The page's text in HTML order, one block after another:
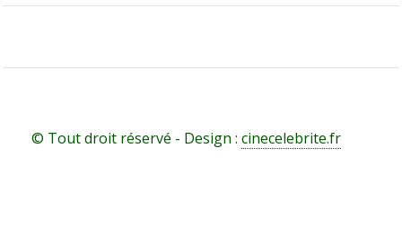
© Tout droit réservé - Design :cinecelebrite.fr